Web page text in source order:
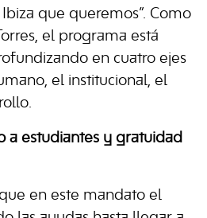
que queremos”. Como
el programa está
en cuatro ejes
el institucional, el
a estudiantes y gratuidad
que en este mandato el